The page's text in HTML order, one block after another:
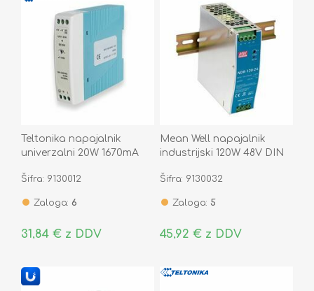
Teltonika napajalnik
univerzalni 20W 1670mA
Šifra: 9130012
Zaloga: 6
31,84 € z DDV
Mean Well napajalnik
industrijski 120W 48V DIN
Šifra: 9130032
Zaloga: 5
45,92 € z DDV